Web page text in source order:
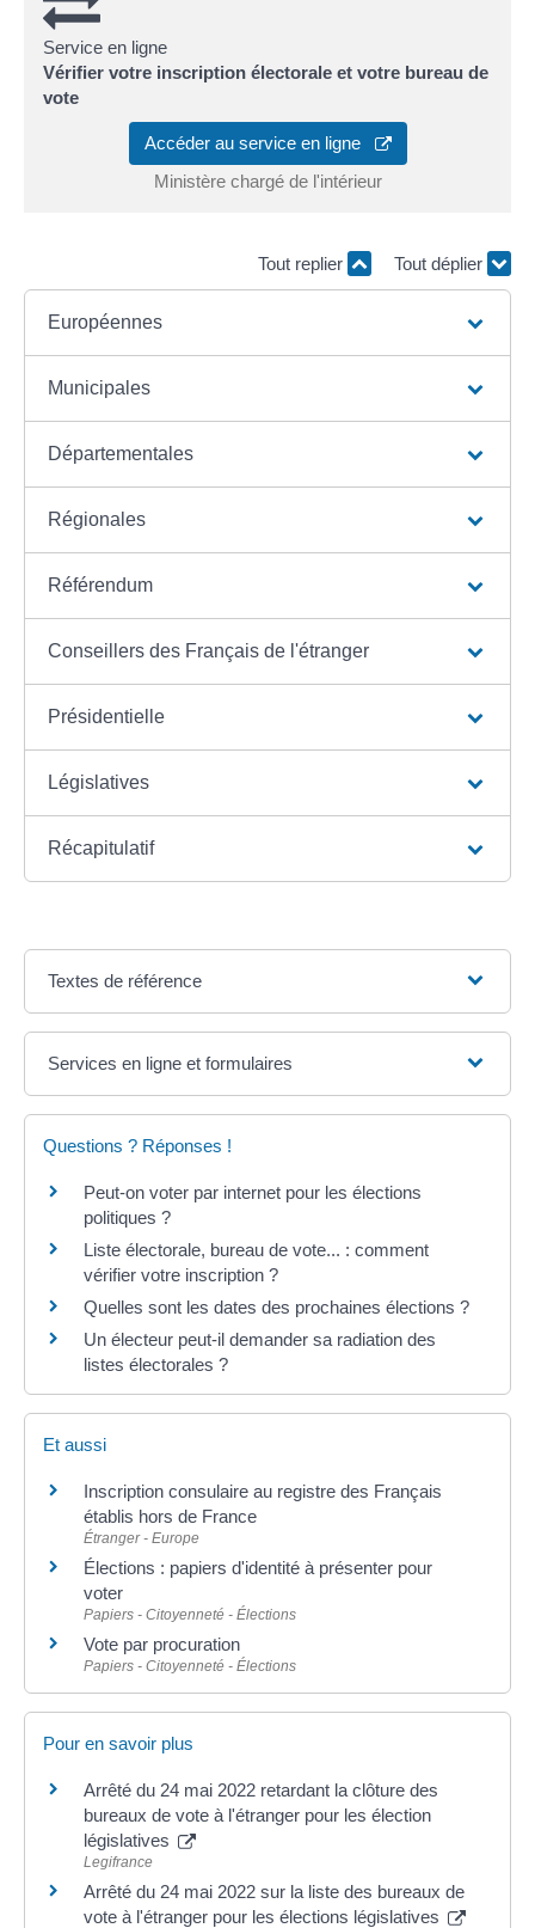
Service en ligne
Vérifier votre inscription électorale et votre bureau de
vote
Accéder au service en ligne
Ministère chargé de l'intérieur
Tout replier Tout déplier
Européennes
Municipales
Départementales
Régionales
Référendum
Conseillers des Français de l'étranger
Présidentielle
Législatives
Récapitulatif
Textes de référence
Services en ligne et formulaires
Questions ? Réponses !
Peut-on voter par internet pour les élections
politiques ?
Liste électorale, bureau de vote... : comment
vérifier votre inscription ?
Quelles sont les dates des prochaines élections ?
Un électeur peut-il demander sa radiation des
listes électorales ?
Et aussi
Inscription consulaire au registre des Français
établis hors de France
Étranger - Europe
Élections : papiers d'identité à présenter pour
voter
Papiers - Citoyenneté - Élections
Vote par procuration
Papiers - Citoyenneté - Élections
Pour en savoir plus
Arrêté du 24 mai 2022 retardant la clôture des
bureaux de vote à l'étranger pour les élection
législatives
Legifrance
Arrêté du 24 mai 2022 sur la liste des bureaux de
vote à l'étranger pour les élections législatives